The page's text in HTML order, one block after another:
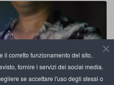
il corretto funzionamento del sito,
fornire i servizi dei social media.
se accettare l'uso degli stessi o